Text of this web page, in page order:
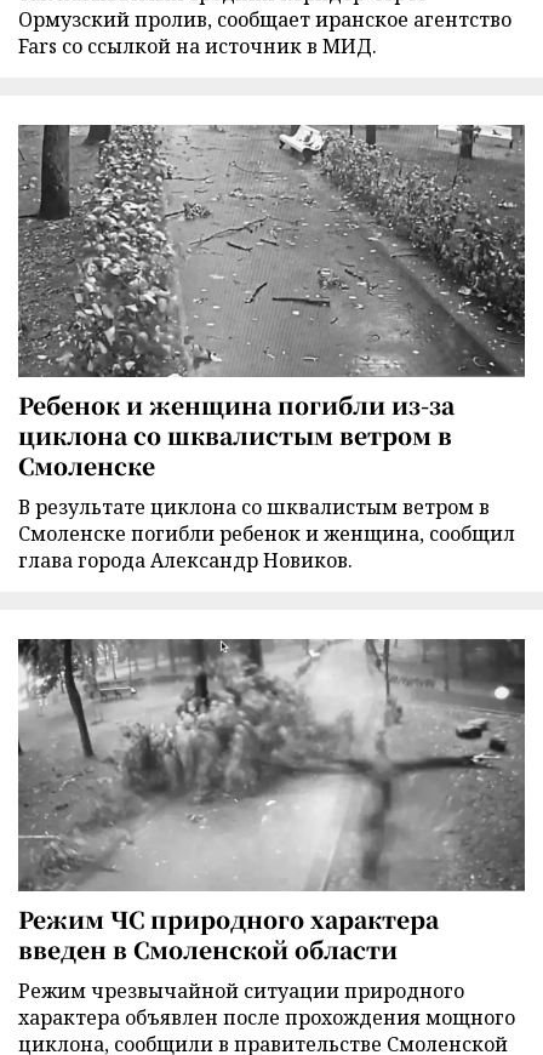
Ормузский пролив, сообщает иранское агентство
Fars со ссылкой на источник в МИД.
Ребенок и женщина погибли из-за
циклона со шквалистым ветром в
Смоленске
В результате циклона со шквалистым ветром в
Смоленске погибли ребенок и женщина, сообщил
глава города Александр Новиков.
Режим ЧС природного характера
введен в Смоленской области
Режим чрезвычайной ситуации природного
характера объявлен после прохождения мощного
циклона, сообщили в правительстве Смоленской